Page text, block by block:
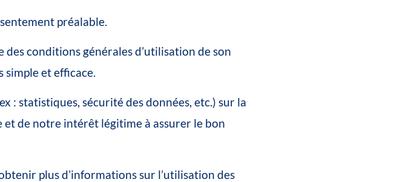
préalable.
desconditions généralesd’utilisation deson
simpleetefficace.
: statistiques, sécuritédesdonnées, etc.) sur la
etde notre intérêt légitime à assurer le bon
plusd’informationssur l’utilisation des